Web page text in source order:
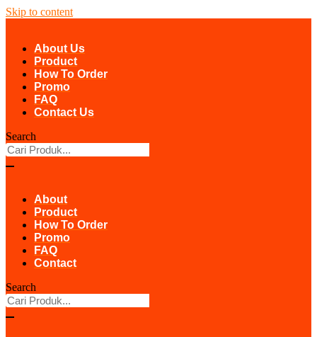
Skip to content
About Us
Product
How To Order
Promo
FAQ
Contact Us
Search
About
Product
How To Order
Promo
FAQ
Contact
Search